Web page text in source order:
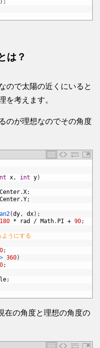
) ;
は？
ので太陽の近くにいると
を考えます。
のが理想なのでその角度
x, int y)
Center.X;
Center.Y;
(dy, dx) ;
180 * rad / Math. PI + 90;
うにする
;
> 360)
;
;
在の角度と理想の角度の